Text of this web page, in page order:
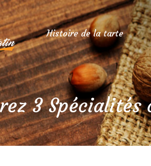
Histoire de la tarte
3